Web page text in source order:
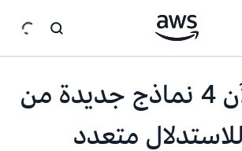
تتوفر الآن 4 نماذج جديدة من
Qwen للاستدلال متعدد